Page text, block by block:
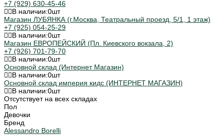
+7 (929) 630-45-46
В наличии:0шт
Магазин ЛУБЯНКА (г.Москва, Театральный проезд, 5/1, 1 этаж)
+7 (925) 054-25-29
В наличии:0шт
Магазин ЕВРОПЕЙСКИЙ (Пл. Киевского вокзала, 2)
+7 (926) 701-79-70
В наличии:0шт
Основной склад (Интернет Магазин)
В наличии:0шт
Основной склад империя кидс (ИНТЕРНЕТ МАГАЗИН)
В наличии:0шт
Отсутствует на всех складах
Пол
Девочки
Бренд
Alessandro Borelli